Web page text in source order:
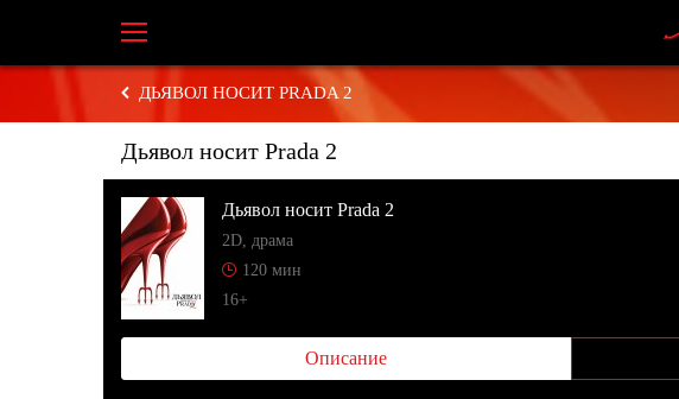
ДЬЯВОЛ НОСИТ PRADA 2
Дьявол носит Prada 2
Дьявол носит Prada 2
2D, драма
120 мин
16+
Описание